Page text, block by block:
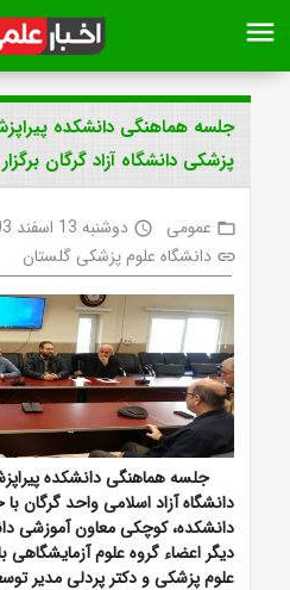
menu
جلسه هماهنگی دانشکده
پزشکی دانشگاه آزاد گرگان
folder_open عمومی access_time دوشنبه 13 اسفند 1403 ساعت 8:1
link دانشگاه علوم پزشکی گلستان
جلسه هماهنگی دانشکده
دانشگاه آزاد اسلامی واحد گرگان
دانشکده، کوچکی معاون آموزشی
دیگر اعضاء گروه علوم آزمایشگاهی
علوم پزشکی و دکتر پردلی مدیر